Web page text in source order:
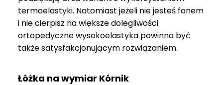
termoelastyki. Natomiast jeżeli nie jesteś fanem
i nie cierpisz na większe dolegliwości
ortopedyczne wysokoelastyka powinna być
także satysfakcjonującym rozwiązaniem.
Łóżka na wymiar Kórnik